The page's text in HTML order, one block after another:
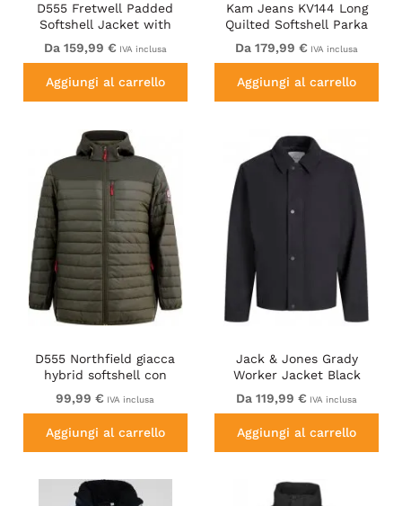
D555 Fretwell Padded
Softshell Jacket with
Detachable Hood Black
Da 159,99 € IVA inclusa
Aggiungi al carrello
Kam Jeans KV144 Long
Quilted Softshell Parka
Black
Da 179,99 € IVA inclusa
Aggiungi al carrello
D555 Northfield giacca
hybrid softshell con
cappuccio kaki
99,99 € IVA inclusa
Aggiungi al carrello
Jack & Jones Grady
Worker Jacket Black
Da 119,99 € IVA inclusa
Aggiungi al carrello